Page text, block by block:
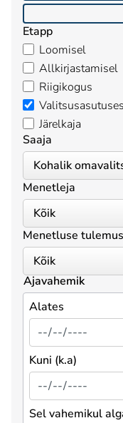
Etapp
Loomisel
Allkirjastamisel
Riigikogus
Valitsusasutuses
Järelkaja
Saaja
Menetleja
Menetluse tulemus
Ajavahemik
Alates
Kuni (k.a)
Sel vahemikul